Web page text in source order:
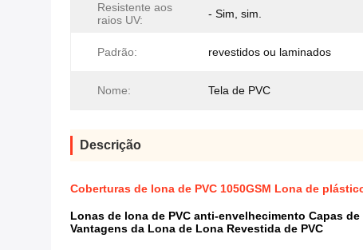
Resistente aos
raios UV:
- Sim, sim.
Padrão: revestidos ou laminados
Nome: Tela de PVC
Descrição
Coberturas de lona de PVC 1050GSM Lona de
Lonas de lona de PVC anti-envelhecimento Capas
Vantagens da Lona de Lona Revestida de PVC